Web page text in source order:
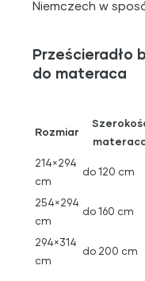
Niemczech w
Prześcieradło
do materaca
Rozmiar
214×294
cm
do 120 cm
254×294
cm
do 160 cm
294×314
cm
do 200 cm